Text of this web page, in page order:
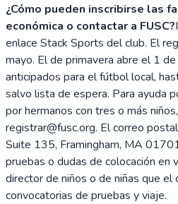
¿Cómo pueden inscribirse las
económica o contactar a FUSC?
enlace Stack Sports del club. El
mayo. El de primavera abre el 1
anticipados para el fútbol local,
salvo lista de espera. Para ayuda
por hermanos con tres o más
registrar@fusc.org. El correo
Suite 135, Framingham, MA
pruebas o dudas de colocación en
director de niños o de niñas que el
convocatorias de pruebas y viaje.